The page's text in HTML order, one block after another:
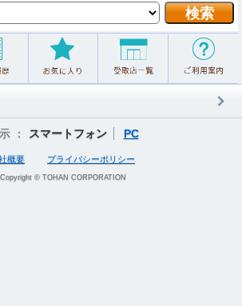
： スマートフォン PC
概要 プライバシーポリシー
Copyright © TOHAN CORPORATION